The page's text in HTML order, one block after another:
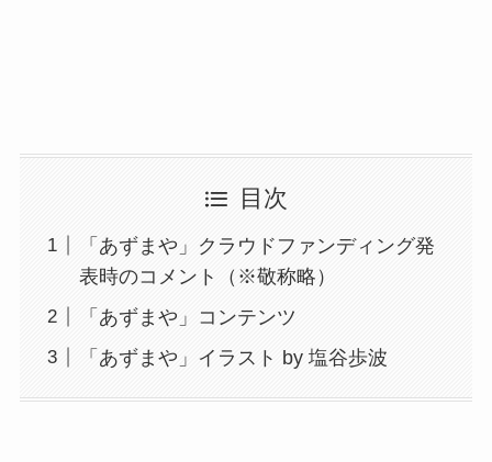
目次
「あずまや」クラウドファンディング発
表時のコメント（※敬称略）
「あずまや」コンテンツ
「あずまや」イラスト by 塩谷歩波